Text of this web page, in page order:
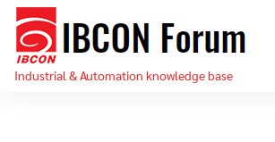
Skip
the
content
Industrial & Automation knowledge base